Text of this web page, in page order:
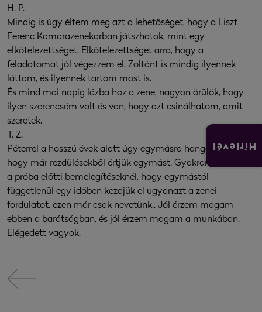
H. P.
Mindig is úgy éltem meg azt a lehetőséget, hogy a Liszt
Ferenc Kamarazenekarban játszhatok, mint egy
elkötelezettséget. Elkötelezettséget arra, hogy a
feladatomat jól végezzem el. Zoltánt is mindig ilyennek
láttam, és ilyennek tartom most is.
És mind mai napig lázba hoz a zene, nagyon örülök, hogy
ilyen szerencsém volt és van, hogy azt csinálhatom, amit
szeretek.
T. Z.
Péterrel a hosszú évek alatt úgy egymásra hangolódtunk,
hogy már rezdülésekből értjük egymást. Gyakran előfordul
a próba előtti bemelegítéseknél, hogy egymástól
függetlenül egy időben kezdjük el ugyanazt a zenei
fordulatot, ezen már csak nevetünk.. Jól érzem magam
ebben a barátságban, és jól érzem magam a munkában.
Elégedett vagyok.
Hírlevél